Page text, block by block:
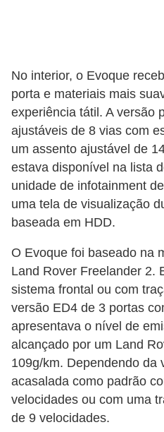
No interior, o Evoque
porta e materiais mais
experiência tátil. A versão
ajustáveis ​​de 8 vias com
um assento ajustável de
estava disponível na lista
unidade de infotainment
uma tela de visualização
baseada em HDD.
O Evoque foi baseado na
Land Rover Freelander 2.
sistema frontal ou com
versão ED4 de 3 portas
apresentava o nível de
alcançado por um Land
109g/km. Dependendo da
acasalada como padrão
velocidades ou com uma
de 9 velocidades.